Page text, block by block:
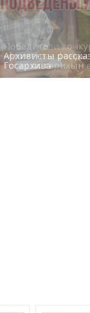
Победители
«Архивные фонды
туган як тарихын
Архивисты
Госархива
Сотрудники
Эхо веков»
(КХТИ)
«Мир архивов